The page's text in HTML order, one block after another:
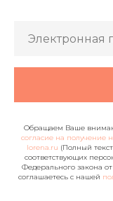
Обращаем Ваше
согласие на получение
lorena.ru (Полный
соответствующих
Федерального закона
соглашаетесь c нашей